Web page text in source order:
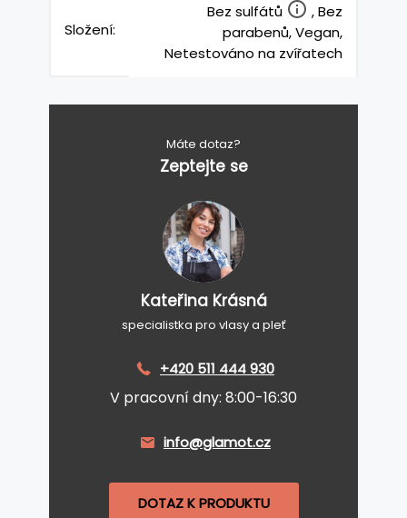
Složení:
Bez sulfátů
, Bez
parabenů, Vegan,
Netestováno na zvířatech
Máte dotaz?
Zeptejte se
Kateřina Krásná
specialistka pro vlasy a pleť
+420 511 444 930
V pracovní dny: 8:00-16:30
info@glamot.cz
DOTAZ K PRODUKTU